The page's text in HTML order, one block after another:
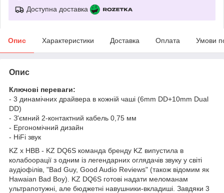
Доступна доставка
Опис Характеристики Доставка Оплата Умови
Опис
Ключові переваги:
- 3 динамічних драйвера в кожній чаші (6mm DD+10mm Dual
DD)
- З'ємний 2-контактний кабель 0,75 мм
- Ергономічний дизайн
- HiFi звук
KZ x HBB - KZ DQ6S команда бренду KZ випустила в
колабоорації з одним із легендарних оглядачів звуку у світі
аудіофілів, "Bad Guy, Good Audio Reviews" (також відомим як
Hawaian Bad Boy). KZ DQ6S готові надати меломанам
ультрапотужні, але бюджетні навушники-вкладиші. Завдяки 3